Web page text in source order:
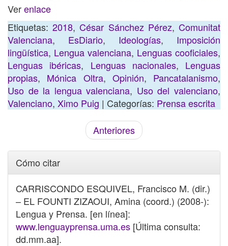
Verenlace
Etiquetas:2018,César Sánchez Pérez,Comunitat
Valenciana, EsDiario, Ideologías, Imposición
lingüística, Lengua valenciana, Lenguas cooficiales,
Lenguas ibéricas, Lenguas nacionales, Lenguas
propias, Mónica Oltra, Opinión, Pancatalanismo,
Uso de la lengua valenciana, Uso del valenciano,
Valenciano, Ximo Puig | Categorías: Prensa escrita
Anteriores
Cómo citar
CARRISCONDO ESQUIVEL, Francisco M. (dir.)
– EL FOUNTI ZIZAOUI, Amina (coord.) (2008-):
Lengua y Prensa. [en línea]:
www.lenguayprensa.uma.es [Última consulta:
dd.mm.aa].